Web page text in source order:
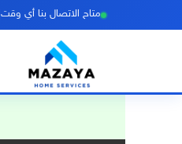
متاح الاتصال بنا أي وقت